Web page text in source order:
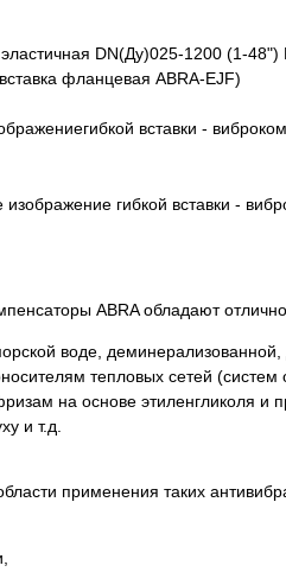
эластичная DN(Ду)025-1200 (1-
фланцевая ABRA-EJF)
вставки -
ABRA обладают
воде, деминерализованной,
тепловых сетей
на основе этиленгликоля и
и т.д.
применения таких